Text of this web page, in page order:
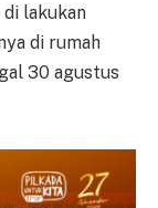
lakukan
di rumah
30 agustus